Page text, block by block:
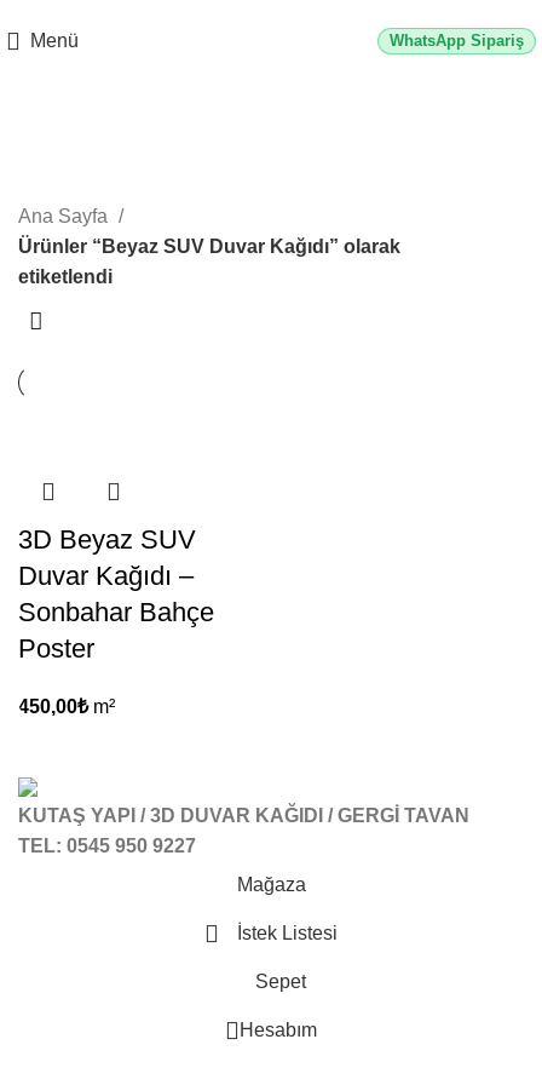
Menü WhatsApp Sipariş
Kategoriler
Ana Sayfa
Ürünler “Beyaz SUV Duvar Kağıdı” olarak
etiketlendi
3D Beyaz SUV
Duvar Kağıdı –
Sonbahar Bahçe
Poster
450,00₺m²
KUTAŞ YAPI / 3D DUVAR KAĞIDI / GERGİ TAVAN
TEL: 0545 950 9227
Mağaza
İstek Listesi
Sepet
Hesabım